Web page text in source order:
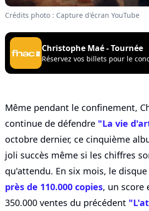
Crédits photo : Capture d'écran YouTube
Christophe Maé - Tournée
Réservez vos billets pour le
Même pendant le confinement,
continue de défendre "La vie
octobre dernier, ce cinquième
joli succès même si les chiffres
qu'attendu. En six mois, le
près de 110.000 copies, un score
350.000 ventes du précédent